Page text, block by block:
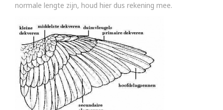
normale lengte zijn, houd hier dus rekening mee.